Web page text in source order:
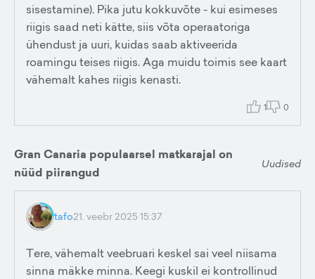
sisestamine). Pika jutu kokkuvõte - kui esimeses
riigis saad neti kätte, siis võta operaatoriga
ühendust ja uuri, kuidas saab aktiveerida
roamingu teises riigis. Aga muidu toimis see kaart
vähemalt kahes riigis kenasti.
1 0
Gran Canaria populaarsel matkarajal on
nüüd piirangud
Uudised
tafo21. veebr 2025 15:37
Tere, vähemalt veebruari keskel sai veel niisama
sinna mäkke minna. Keegi kuskil ei kontrollinud